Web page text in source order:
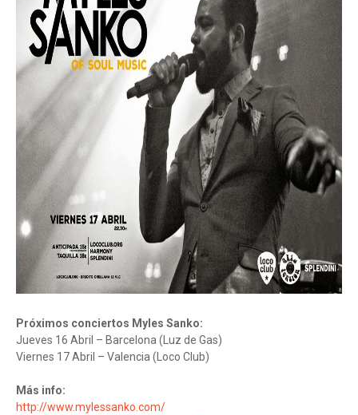
Próximos conciertos Myles Sanko:
Jueves 16 Abril – Barcelona (Luz de Gas)
Viernes 17 Abril – Valencia (Loco Club)
Más info:
http://www.mylessanko.com/